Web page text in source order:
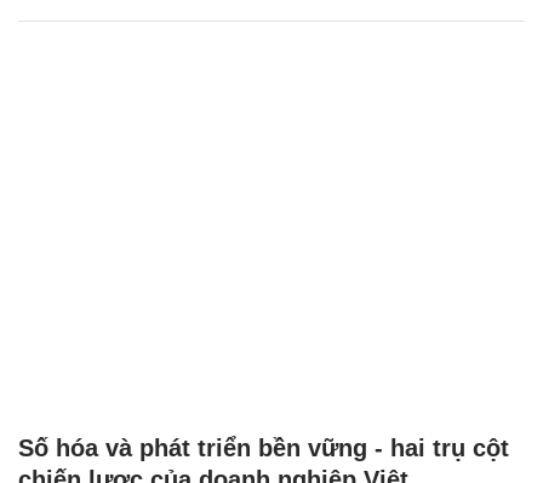
Số hóa và phát triển bền vững - hai trụ cột